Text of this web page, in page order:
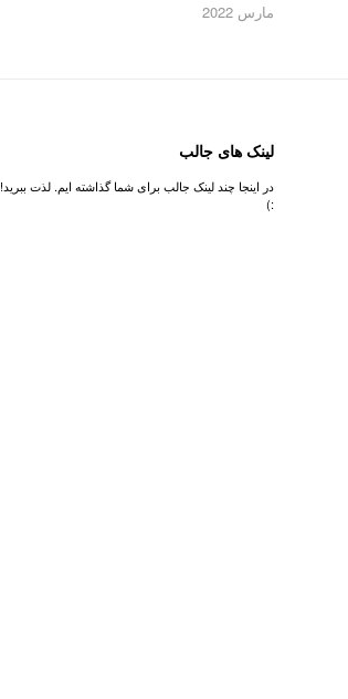
مارس 2022
لینک های جالب
در اینجا چند لینک جالب برای شما گذاشته ایم. لذت ببرید!
:)